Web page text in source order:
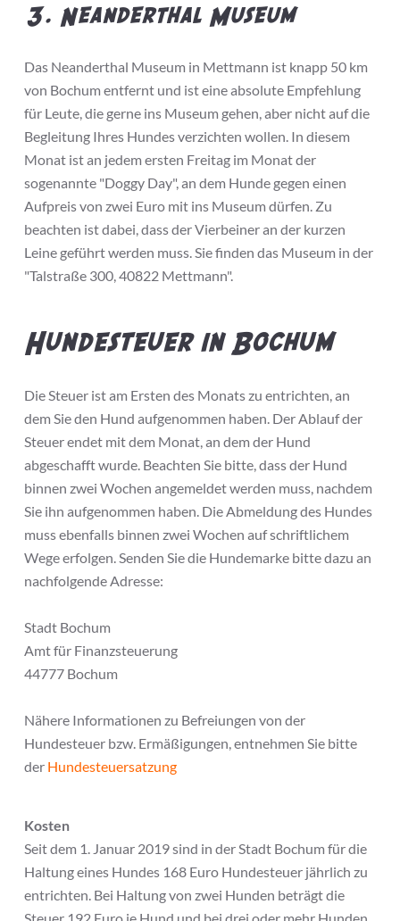
3. Neanderthal Museum
Das Neanderthal Museum in Mettmann ist knapp 50 km
von Bochum entfernt und ist eine absolute Empfehlung
für Leute, die gerne ins Museum gehen, aber nicht auf die
Begleitung Ihres Hundes verzichten wollen. In diesem
Monat ist an jedem ersten Freitag im Monat der
sogenannte "Doggy Day", an dem Hunde gegen einen
Aufpreis von zwei Euro mit ins Museum dürfen. Zu
beachten ist dabei, dass der Vierbeiner an der kurzen
Leine geführt werden muss. Sie finden das Museum in der
"Talstraße 300, 40822 Mettmann".
Hundesteuer in Bochum
Die Steuer ist am Ersten des Monats zu entrichten, an
dem Sie den Hund aufgenommen haben. Der Ablauf der
Steuer endet mit dem Monat, an dem der Hund
abgeschafft wurde. Beachten Sie bitte, dass der Hund
binnen zwei Wochen angemeldet werden muss, nachdem
Sie ihn aufgenommen haben. Die Abmeldung des Hundes
muss ebenfalls binnen zwei Wochen auf schriftlichem
Wege erfolgen. Senden Sie die Hundemarke bitte dazu an
nachfolgende Adresse:
Stadt Bochum
Amt für Finanzsteuerung
44777 Bochum
Nähere Informationen zu Befreiungen von der
Hundesteuer bzw. Ermäßigungen, entnehmen Sie bitte
der Hundesteuersatzung
Kosten
Seit dem 1. Januar 2019 sind in der Stadt Bochum für die
Haltung eines Hundes 168 Euro Hundesteuer jährlich zu
entrichten. Bei Haltung von zwei Hunden beträgt die